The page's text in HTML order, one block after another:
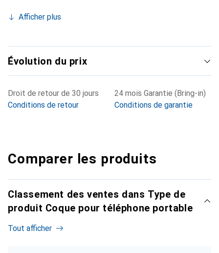
Afficher plus
Évolution du prix
Droit de retour de 30 jours
Conditions de retour
24 mois Garantie (Bring-in)
Conditions de garantie
Comparer les produits
Classement des ventes dans Type de
produit Coque pour téléphone portable
Tout afficher